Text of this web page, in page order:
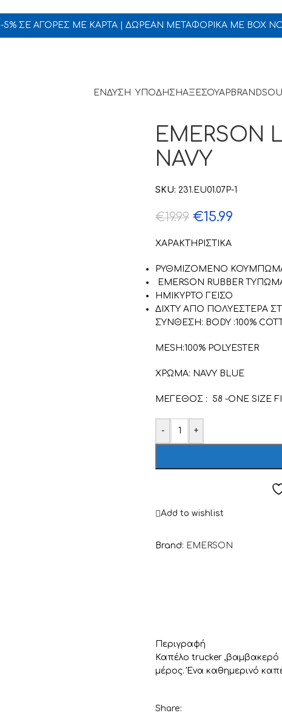
-5% ΣΕ ΑΓΟΡΕΣ ΜΕ ΚΑΡΤΑ | ΔΩΡΕΑΝ ΜΕΤΑΦΟΡΙΚΑ ΜΕ BOX
ΕΝΔΥΣΗ ΥΠΟΔΗΣΗΑΞΕΣΟΥΑΡ BRANDS
EMERSON
NAVY
SKU: 231.EU01.07P-1
€19.99 €15.99
ΧΑΡΑΚΤΗΡΙΣΤΙΚΑ
ΡΥΘΜΙΖΟΜΕΝΟ
EMERSON RUBBER
ΗΜΙΚΥΡΤΟ ΓΕΙΣΟ
ΔΙΧΤΥ ΑΠΟ ΠΟΛΥΕΣΤΕΡΑ
ΣΥΝΘΕΣΗ: BODY :100%
MESH:100% POLYESTER
ΧΡΩΜΑ: NAVY BLUE
ΜΕΓΕΘΟΣ : 58 -ONE SIZE
- +
Add to wishlist
Brand: EMERSON
Περιγραφή
Καπέλο trucker
μέρος. Ένα καθημερινό
Share: